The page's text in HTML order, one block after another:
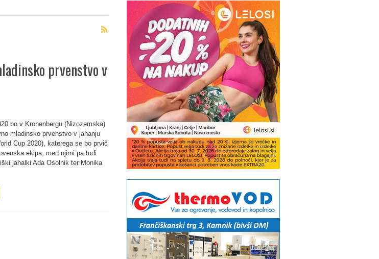
prvenstvo v
bo v Kronenbergu (Nizozemska)
mladinsko prvenstvo v jahanju
Cup 2020), katerega se bo prvič
ekipa, med njimi pa tudi
jahalki Ada Osolnik ter Monika